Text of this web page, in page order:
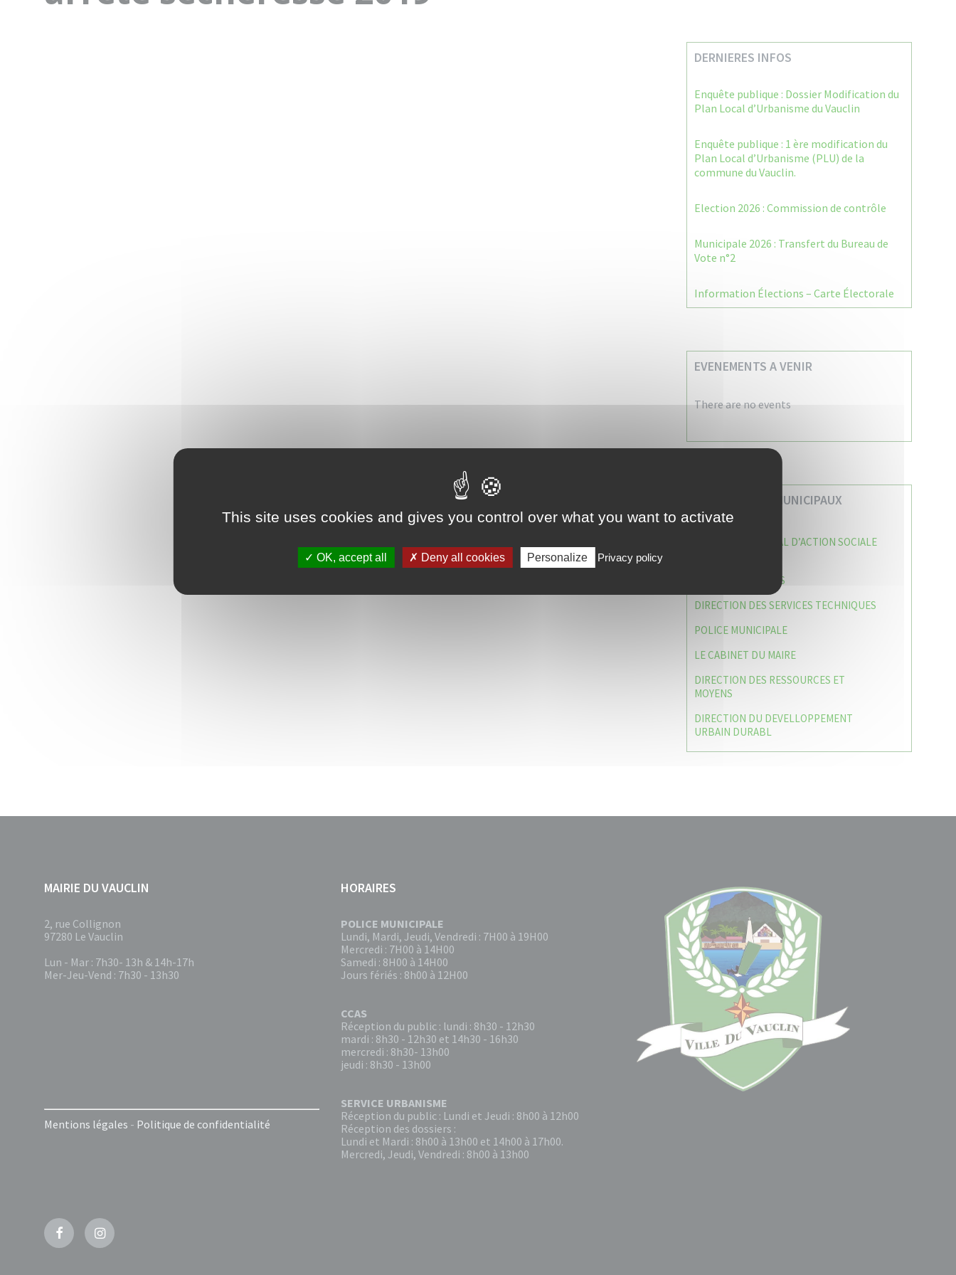
DERNIERES INFOS
Enquête publique : Dossier Modification du
Plan Local d’Urbanisme du Vauclin
Enquête publique : 1 ère modification du
Plan Local d’Urbanisme (PLU) de la
commune du Vauclin.
Election 2026 : Commission de contrôle
Municipale 2026 : Transfert du Bureau de
Vote n°2
Information Élections – Carte Électorale
EVENEMENTS A VENIR
There are no events
VOS SERVICES MUNICIPAUX
CENTRE COMMUNAL D’ACTION SOCIALE
CAISSE DES ÉCOLES
DIRECTION DES SERVICES TECHNIQUES
POLICE MUNICIPALE
LE CABINET DU MAIRE
DIRECTION DES RESSOURCES ET
MOYENS
DIRECTION DU DEVELLOPPEMENT
URBAIN DURABL
MAIRIE DU VAUCLIN
2, rue Collignon
97280 Le Vauclin
Lun - Mar : 7h30- 13h & 14h-17h
Mer-Jeu-Vend : 7h30 - 13h30
Mentions légales - Politique de confidentialité
HORAIRES
POLICE MUNICIPALE
Lundi, Mardi, Jeudi, Vendredi : 7H00 à 19H00
Mercredi : 7H00 à 14H00
Samedi : 8H00 à 14H00
Jours fériés : 8h00 à 12H00
CCAS
Réception du public : lundi : 8h30 - 12h30
mardi : 8h30 - 12h30 et 14h30 - 16h30
mercredi : 8h30- 13h00
jeudi : 8h30 - 13h00
SERVICE URBANISME
Réception du public : Lundi et Jeudi : 8h00 à 12h00
Réception des dossiers :
Lundi et Mardi : 8h00 à 13h00 et 14h00 à 17h00.
Mercredi, Jeudi, Vendredi : 8h00 à 13h00
FacebookInstagram
This site uses cookies and gives you control over what you want to activate
OK, accept all Deny all cookies Personalize Privacy policy